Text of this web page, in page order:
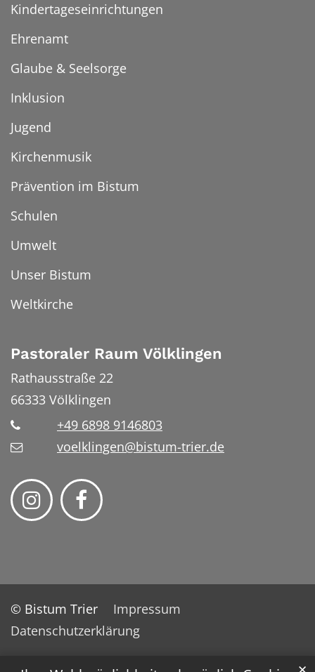
Kindertageseinrichtungen
Ehrenamt
Glaube & Seelsorge
Inklusion
Jugend
Kirchenmusik
Prävention im Bistum
Schulen
Umwelt
Unser Bistum
Weltkirche
Pastoraler Raum Völklingen
Rathausstraße 22
66333 Völklingen
+49 6898 9146803
voelklingen@bistum-trier.de
© Bistum Trier
Impressum
Datenschutzerklärung